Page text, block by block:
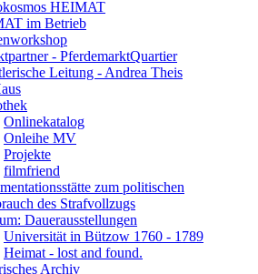
HEIMAT
im Betrieb
- PferdemarktQuartier
Leitung - Andrea Theis
Onlinekatalog
Onleihe MV
Projekte
filmfriend
zum politischen
des Strafvollzugs
Dauerausstellungen
Universität in Bützow 1760 - 1789
Heimat - lost and found.
Archiv